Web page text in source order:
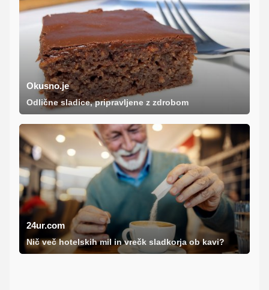
Okusno.je
Odlične sladice, pripravljene z zdrobom
24ur.com
Nič več hotelskih mil in vrečk sladkorja ob kavi?